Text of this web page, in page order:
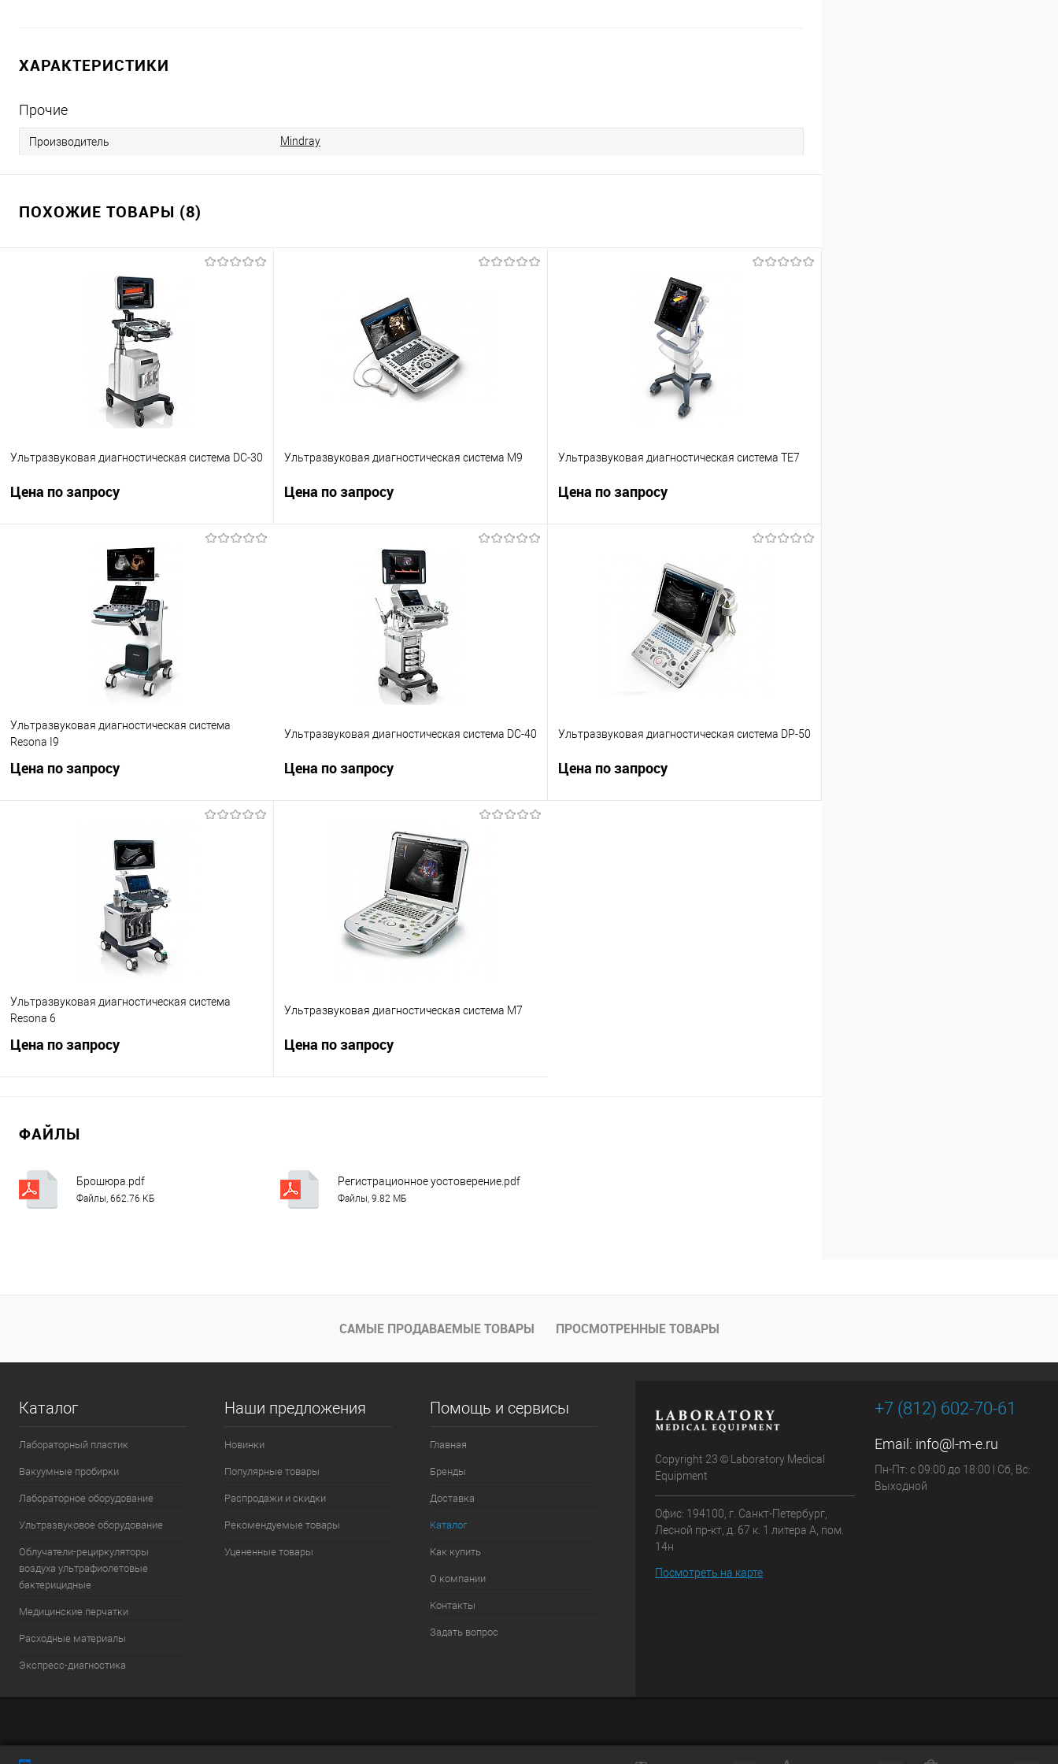
ХАРАКТЕРИСТИКИ
Прочие
Производитель Mindray
ПОХОЖИЕ ТОВАРЫ (8)
Ультразвуковая диагностическая система DC-30
Цена по запросу
Запросить цену
Ультразвуковая диагностическая система M9
Цена по запросу
Запросить цену
Ультразвуковая диагностическая система TE7
Цена по запросу
Под заказ
Ультразвуковая диагностическая система
Resona I9
Цена по запросу
Ультразвуковая диагностическая система DC-40
Цена по запросу
Запросить цену
Под заказ
Ультразвуковая диагностическая система DP-50
Цена по запросу
Ультразвуковая диагностическая система
Resona 6
Цена по запросу
В избранное
Ультразвуковая диагностическая система M7
Цена по запросу
В избранное
Под заказ
ФАЙЛЫ
Брошюра.pdf
Файлы, 662.76 КБ
Регистрационное уостоверение.pdf
Файлы, 9.82 МБ
САМЫЕ ПРОДАВАЕМЫЕ ТОВАРЫ ПРОСМОТРЕННЫЕ ТОВАРЫ
Каталог
Лабораторный пластик
Вакуумные пробирки
Лабораторное оборудование
Ультразвуковое оборудование
Облучатели-рециркуляторы
воздуха ультрафиолетовые
бактерицидные
Медицинские перчатки
Расходные материалы
Экспресс-диагностика
Наши предложения
Новинки
Популярные товары
Распродажи и скидки
Рекомендуемые товары
Уцененные товары
Помощь и сервисы
Главная
Бренды
Доставка
Каталог
Как купить
О компании
Контакты
Задать вопрос
Copyright 23 © Laboratory Medical
Equipment
Офис: 194100, г. Санкт-Петербург,
Лесной пр-кт, д. 67 к. 1 литера А, пом.
14н
Посмотреть на карте
+7 (812) 602-70-61
Email: info@l-m-e.ru
Пн-Пт: с 09:00 до 18:00 | Сб, Вс:
Выходной